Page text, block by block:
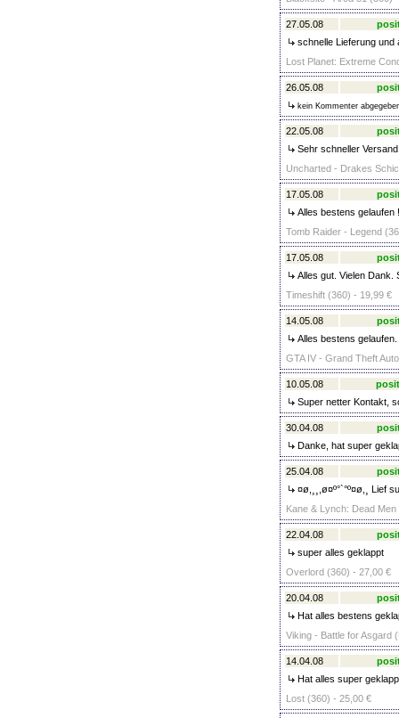
27.05.08
schnelle Lieferung und
Lost Planet: Extreme
26.05.08
kein Kommenter
22.05.08
Sehr schneller
Uncharted - Drakes
17.05.08
Alles bestens gelaufen !
Tomb Raider - Legend
17.05.08
Alles gut. Vielen Dank.
Timeshift (360) - 19,99 €
14.05.08
Alles bestens
GTA IV - Grand Theft
10.05.08
Super netter Kontakt,
30.04.08
Danke, hat super
25.04.08
¤ø,¸¸,ø¤º°`°º¤ø,¸ Lief
Kane & Lynch: Dead
22.04.08
super alles geklappt
Overlord (360) - 27,00 €
20.04.08
Hat alles bestens
Viking - Battle for Asgard
14.04.08
Hat alles super
Lost (360) - 25,00 €